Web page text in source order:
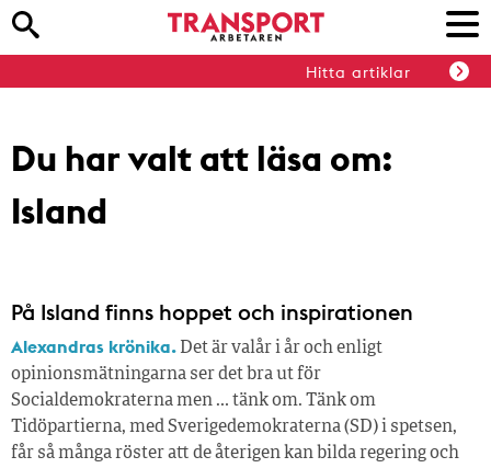
Hitta artiklar
Du har valt att läsa om:
Island
På Island finns hoppet och inspirationen
Alexandras krönika. Det är valår i år och enligt
opinionsmätningarna ser det bra ut för
Socialdemokraterna men … tänk om. Tänk om
Tidöpartierna, med Sverigedemokraterna (SD) i spetsen,
får så många röster att de återigen kan bilda regering och